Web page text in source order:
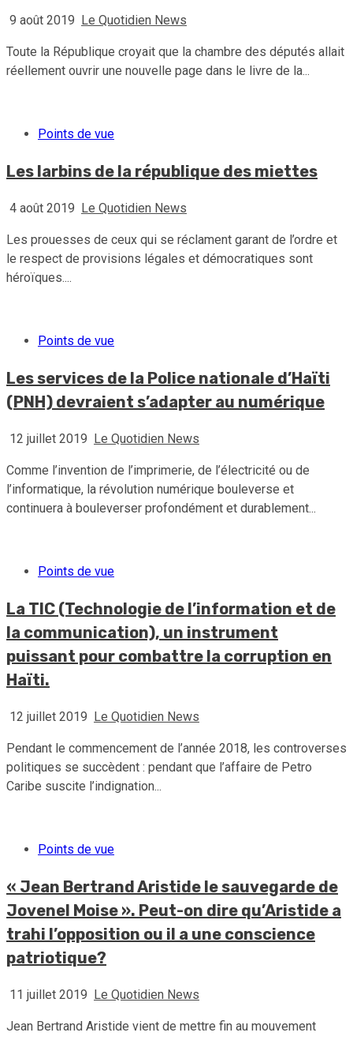
9 août 2019 Le Quotidien News
Toute la République croyait que la chambre des députés allait
réellement ouvrir une nouvelle page dans le livre de la...
Points de vue
Les larbins de la république des miettes
4 août 2019 Le Quotidien News
Les prouesses de ceux qui se réclament garant de l’ordre et
le respect de provisions légales et démocratiques sont
héroïques....
Points de vue
Les services de la Police nationale d’Haïti
(PNH) devraient s’adapter au numérique
12 juillet 2019 Le Quotidien News
Comme l’invention de l’imprimerie, de l’électricité ou de
l’informatique, la révolution numérique bouleverse et
continuera à bouleverser profondément et durablement...
Points de vue
La TIC (Technologie de l’information et de
la communication), un instrument
puissant pour combattre la corruption en
Haïti.
12 juillet 2019 Le Quotidien News
Pendant le commencement de l’année 2018, les controverses
politiques se succèdent : pendant que l’affaire de Petro
Caribe suscite l’indignation...
Points de vue
« Jean Bertrand Aristide le sauvegarde de
Jovenel Moise ». Peut-on dire qu’Aristide a
trahi l’opposition ou il a une conscience
patriotique?
11 juillet 2019 Le Quotidien News
Jean Bertrand Aristide vient de mettre fin au mouvement